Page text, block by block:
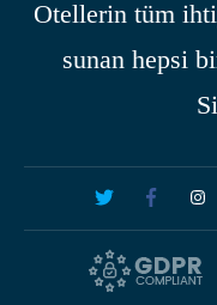
Otellerin tüm
sunan hepsi